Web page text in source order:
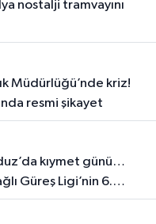
resmi şikayet
Güreş Ligi’nin 6.
nefesler tutuldu